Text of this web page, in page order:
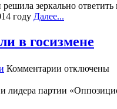
зеркально
году Далее...
в госизмене
Комментарии отключены
лидера партии